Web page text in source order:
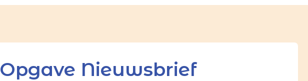
Opgave Nieuwsbrief